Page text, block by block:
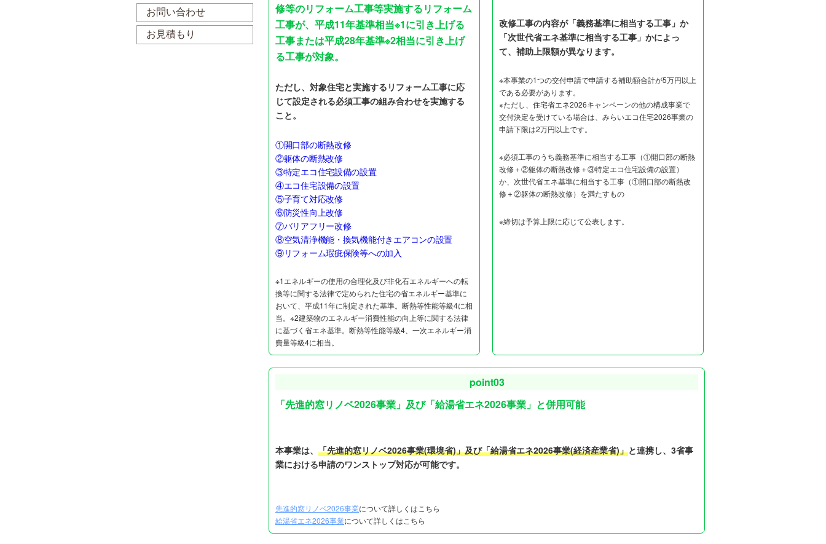
修等のリフォーム工事等実施するリフォーム
工事が、平成11年基準相当※1に引き上げる
工事または平成28年基準※2相当に引き上げ
る工事が対象。
ただし、対象住宅と実施するリフォーム工事に応
じて設定される必須工事の組み合わせを実施する
こと。
①開口部の断熱改修
②躯体の断熱改修
③特定エコ住宅設備の設置
④エコ住宅設備の設置
⑤子育て対応改修
⑥防災性向上改修
⑦バリアフリー改修
⑧空気清浄機能・換気機能付きエアコンの設置
⑨リフォーム瑕疵保険等への加入
※1エネルギーの使用の合理化及び非化石エネルギーへの転
換等に関する法律で定められた住宅の省エネルギー基準に
おいて、平成11年に制定された基準。断熱等性能等級4に相
当。※2建築物のエネルギー消費性能の向上等に関する法律
に基づく省エネ基準。断熱等性能等級4、一次エネルギー消
費量等級4に相当。
改修工事の内容が「義務基準に相当する工事」か
「次世代省エネ基準に相当する工事」かによっ
て、補助上限額が異なります。
※本事業の1つの交付申請で申請する補助額合計が5万円以上
である必要があります。
※ただし、住宅省エネ2026キャンペーンの他の構成事業で
交付決定を受けている場合は、みらいエコ住宅2026事業の
申請下限は2万円以上です。
※必須工事のうち義務基準に相当する工事（①開口部の断熱
改修＋②躯体の断熱改修＋③特定エコ住宅設備の設置）
か、次世代省エネ基準に相当する工事（①開口部の断熱改
修＋②躯体の断熱改修）を満たすもの
※締切は予算上限に応じて公表します。
point03
「先進的窓リノベ2026事業」及び「給湯省エネ2026事業」と併用可能
本事業は、 「先進的窓リノベ2026事業(環境省)」及び「給湯省エネ2026事業(経済産業省)」と連携し、3省事
業における申請のワンストップ対応が可能です。
先進的窓リノベ2026事業について詳しくはこちら
給湯省エネ2026事業について詳しくはこちら
お問い合わせ
お見積もり